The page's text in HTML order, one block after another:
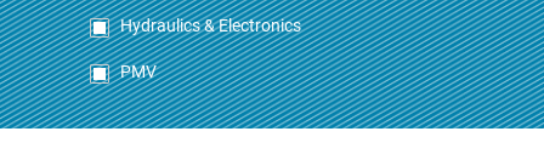
Hydraulics & Electronics
PMV